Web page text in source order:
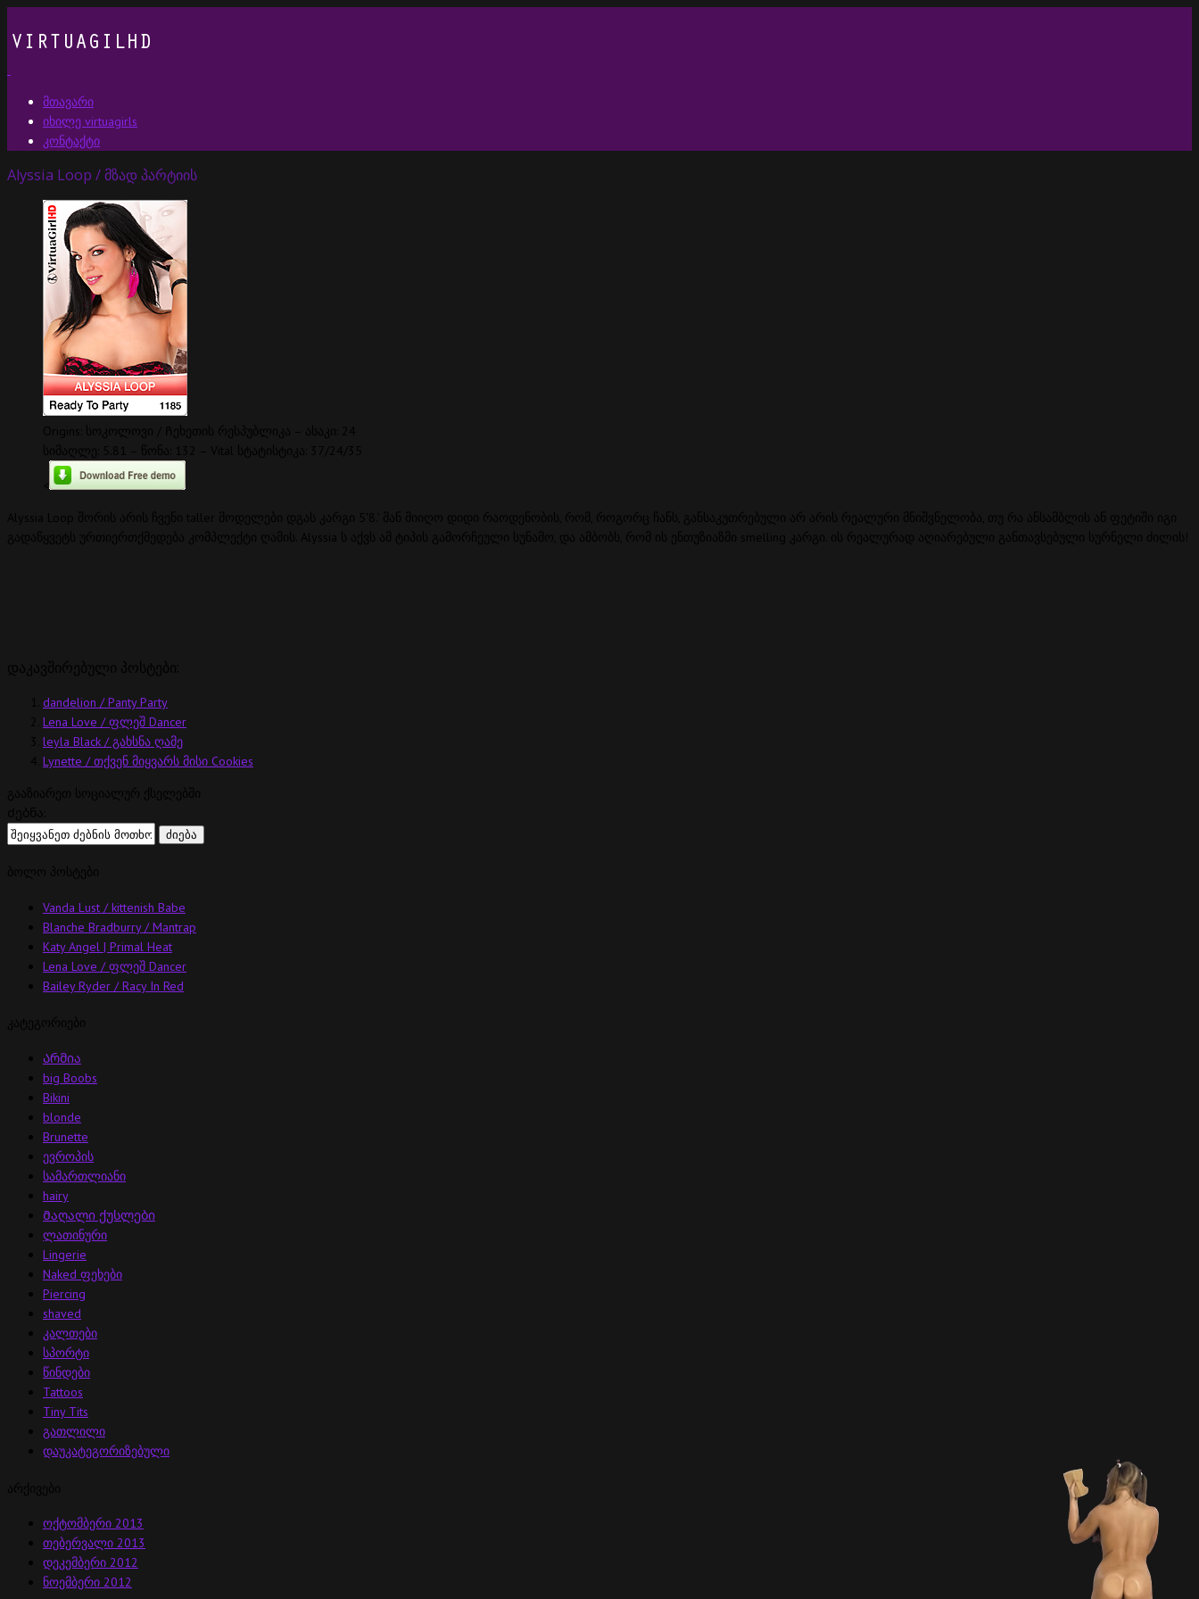
მთავარი
იხილე virtuagirls
კონტაქტი
Alyssia Loop / მზად პარტიის
dandelion / Panty Party
Lena Love / ფლეშ Dancer
leyla Black / გახსნა ღამე
Lynette / თქვენ მიყვარს მისი Cookies
Vanda Lust / kittenish Babe
Blanche Bradburry / Mantrap
Katy Angel | Primal Heat
Lena Love / ფლეშ Dancer
Bailey Ryder / Racy In Red
Არმია
big Boobs
Bikini
blonde
Brunette
ევროპის
სამართლიანი
hairy
Მაღალი ქუსლები
ლათინური
Lingerie
Naked ფეხები
Piercing
shaved
კალთები
სპორტი
წინდები
Tattoos
Tiny Tits
გათლილი
დაუკატეგორიზებული
ოქტომბერი 2013
თებერვალი 2013
დეკემბერი 2012
ნოემბერი 2012